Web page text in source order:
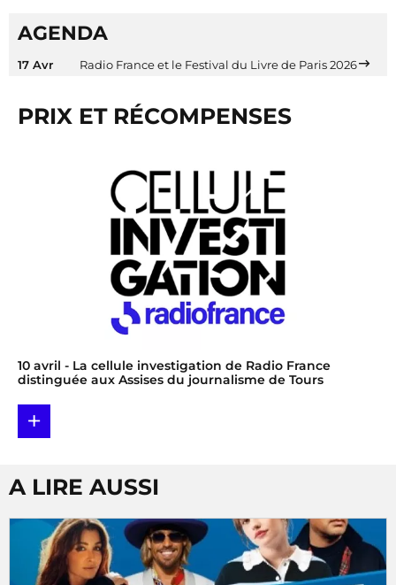
AGENDA
17 Avr Radio France et le Festival du Livre de Paris 2026
PRIX ET RÉCOMPENSES
10 avril - La cellule investigation de Radio France
distinguée aux Assises du journalisme de Tours
+
A LIRE AUSSI